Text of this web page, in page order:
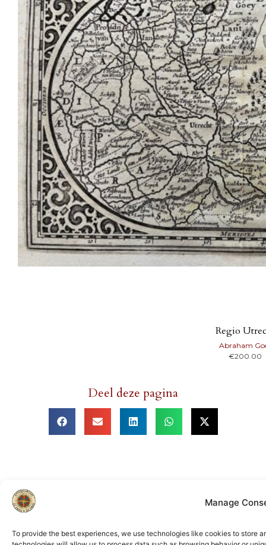
Manage
To provide the best experiences, we use technologies like cookies to store
Regio
Abraham
€200.00
Deel deze pagina
NVVA